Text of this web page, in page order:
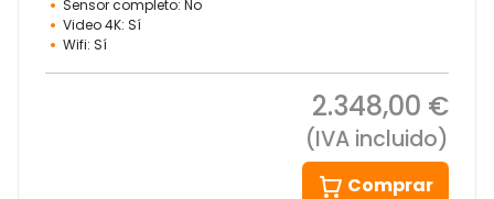
Sensor completo: No
Video 4K: Sí
Wifi: Sí
2.348,00 €
(IVA incluido)
Comprar